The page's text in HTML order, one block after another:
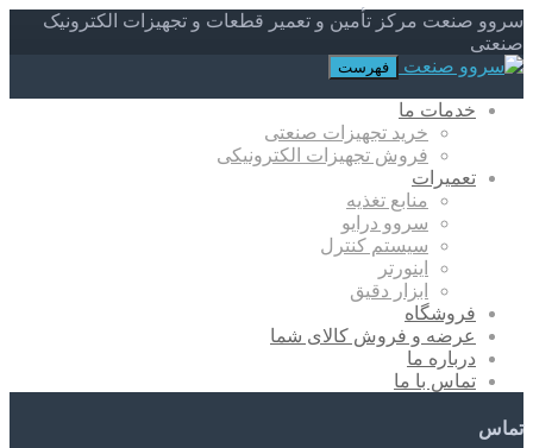
سروو صنعت مرکز تأمین و تعمیر قطعات و تجهیزات الکترونیک
صنعتی
فهرست
خدمات ما
خرید تجهیزات صنعتی
فروش تجهیزات الکترونیکی
تعمیرات
منابع تغذیه
سروو درایو
سیستم کنترل
اینورتر
ابزار دقیق
فروشگاه
عرضه و فروش کالای شما
درباره ما
تماس با ما
تماس